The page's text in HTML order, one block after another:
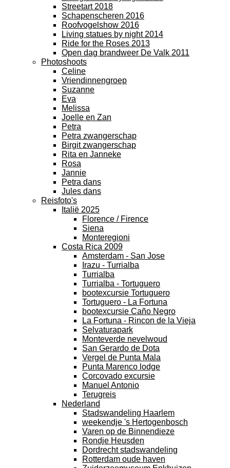
Streetart 2018
Schapenscheren 2016
Roofvogelshow 2016
Living statues by night 2014
Ride for the Roses 2013
Open dag brandweer De Valk 2011
Photoshoots
Celine
Vriendinnengroep
Suzanne
Eva
Melissa
Joelle en Zan
Petra
Petra zwangerschap
Birgit zwangerschap
Rita en Janneke
Rosa
Jannie
Petra dans
Jules dans
Reisfoto's
Italië 2025
Florence / Firence
Siena
Monteregioni
Costa Rica 2009
Amsterdam - San Jose
Irazu - Turrialba
Turrialba
Turrialba - Tortuguero
bootexcursie Tortuguero
Tortuguero - La Fortuna
bootexcursie Caño Negro
La Fortuna - Rincon de la Vieja
Selvaturapark
Monteverde nevelwoud
San Gerardo de Dota
Vergel de Punta Mala
Punta Marenco lodge
Corcovado excursie
Manuel Antonio
Terugreis
Nederland
Stadswandeling Haarlem
weekendje 's Hertogenbosch
Varen op de Binnendieze
Rondje Heusden
Dordrecht stadswandeling
Rotterdam oude haven